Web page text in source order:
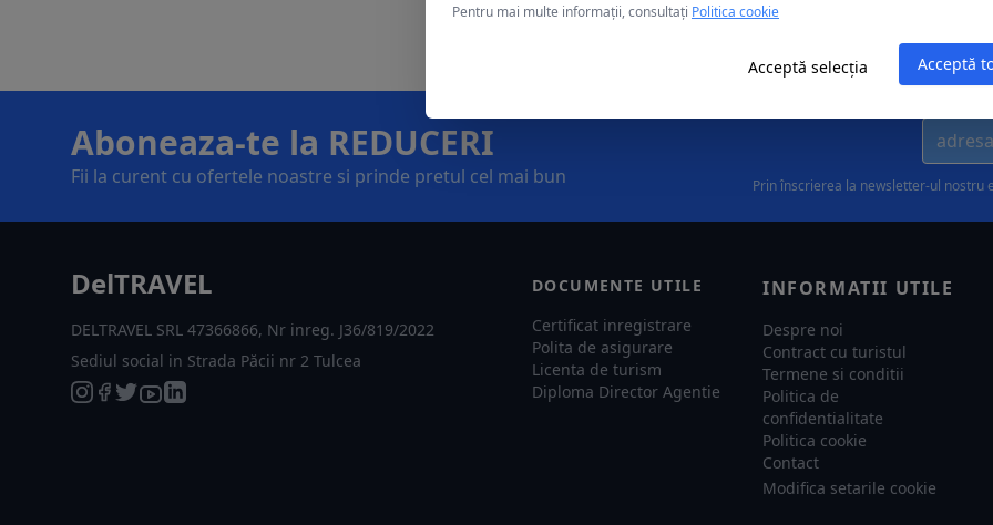
Aboneaza-te la REDUCERI
Fii la curent cu ofertele noastre si prinde pretul cel mai bun Prin înscrierea la newsletter-ul nostru
DelTRAVEL
DELTRAVEL SRL 47366866, Nr inreg. J36/819/2022
Sediul social in Strada Păcii nr 2 Tulcea
DOCUMENTE UTILE
Certificat inregistrare
Polita de asigurare
Licenta de turism
Diploma Director Agentie
INFORMATII UTILE
Despre noi
Contract cu turistul
Termene si conditii
Politica de
confidentialitate
Politica cookie
Contact
Modifica setarile cookie
Pentru mai multe informații, consultați Politica cookie
Acceptă selecția Acceptă